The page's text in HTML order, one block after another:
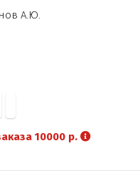
А.Ю.
10000 р.